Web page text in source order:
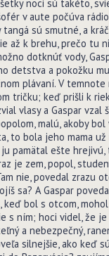
noci sú takéto,
v aute počúva
tangá sú smutné, a
až k brehu, prečo tu
dotknúť vody,
detstva a pokožku
plávaní. V
tričku; keď prišli k
vlasy a Gaspar vzal
malú, akoby
to bola jeho mama už
ju pamätal ešte hrejivú,
je zem, popol,
nie, povedal zrazu
sa? A Gaspar
keď bol s otcom,
s ním; hoci videl, že
a nebezpečný,
silnejšie, ako keď